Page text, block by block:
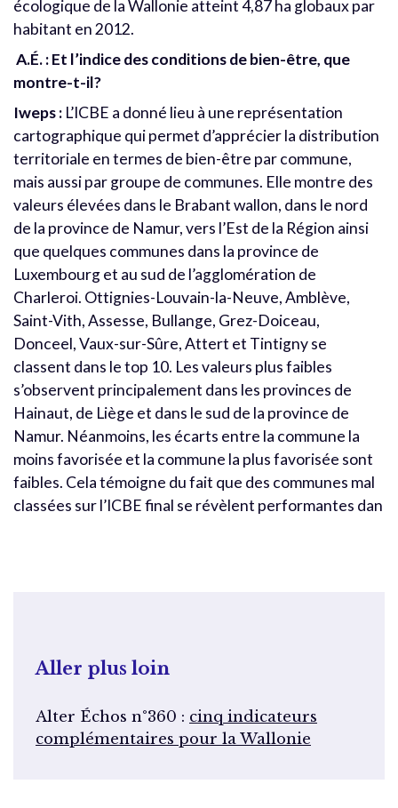
écologique de la Wallonie atteint 4,87 ha globaux par
habitant en 2012.
A.É. : Et l’indice des conditions de bien-être, que
montre-t-il?
Iweps : L’ICBE a donné lieu à une représentation
cartographique qui permet d’apprécier la distribution
territoriale en termes de bien-être par commune,
mais aussi par groupe de communes. Elle montre des
valeurs élevées dans le Brabant wallon, dans le nord
de la province de Namur, vers l’Est de la Région ainsi
que quelques communes dans la province de
Luxembourg et au sud de l’agglomération de
Charleroi. Ottignies-Louvain-la-Neuve, Amblève,
Saint-Vith, Assesse, Bullange, Grez-Doiceau,
Donceel, Vaux-sur-Sûre, Attert et Tintigny se
classent dans le top 10. Les valeurs plus faibles
s’observent principalement dans les provinces de
Hainaut, de Liège et dans le sud de la province de
Namur. Néanmoins, les écarts entre la commune la
moins favorisée et la commune la plus favorisée sont
faibles. Cela témoigne du fait que des communes mal
classées sur l’ICBE final se révèlent performantes dan
Aller plus loin
Alter Échos n°360 : cinq indicateurs
complémentaires pour la Wallonie